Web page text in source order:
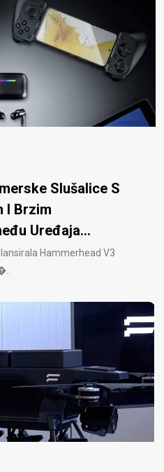
Slušalice S
I Brzim
Uređaja...
Hammerhead V3